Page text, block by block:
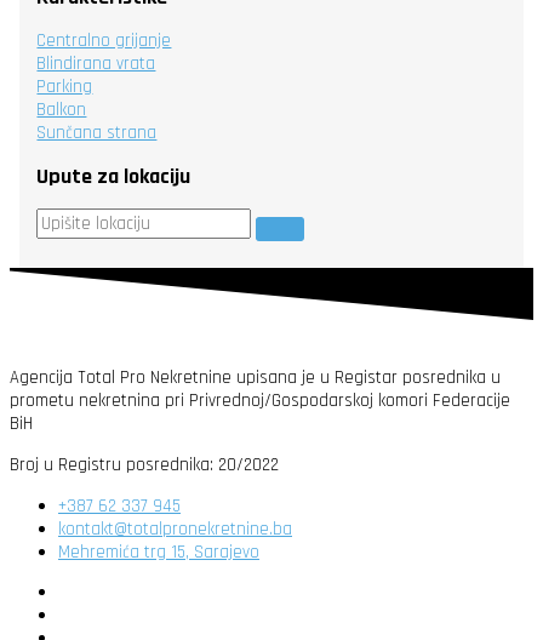
Centralno grijanje
Blindirana vrata
Parking
Balkon
Sunčana strana
Upute za lokaciju
Agencija Total Pro Nekretnine upisana je u Registar posrednika u
prometu nekretnina pri Privrednoj/Gospodarskoj komori Federacije
BiH
Broj u Registru posrednika: 20/2022
+387 62 337 945
kontakt@totalpronekretnine.ba
Mehremića trg 15, Sarajevo